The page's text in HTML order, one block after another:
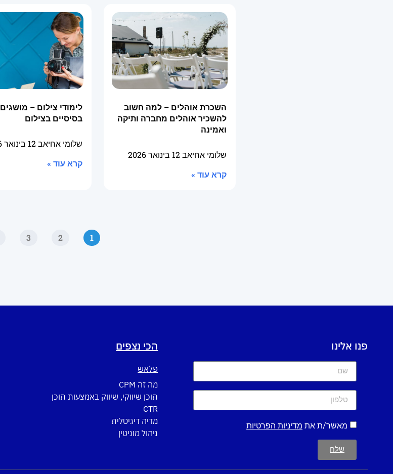
השכרת אוהלים – למה חשוב
להשכיר אוהלים מחברה ותיקה
ואמינה
שלומי אחיאב12 בינואר 2026
קרא עוד »
לימודי צילום – מושגים
בסיסיים בצילום
שלומי אחיאב12 בינואר 2026
קרא עוד »
1
2
3
פנו אלינו
מאשר/ת את מדיניות הפרטיות
שלח
הכי נצפים
פלאש
מה זה CPM
תוכן שיווקי, שיווק באמצעות תוכן
CTR
מדיה דיגיטלית
ניהול מוניטין